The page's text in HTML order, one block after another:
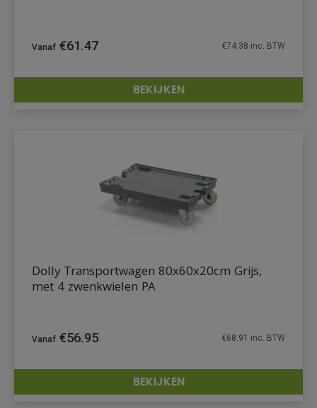
DETAILS
€61.47 €74.38 inc. BTW
BEKIJKEN
DETAILS
Dolly Transportwagen 80x60x20cm Grijs,
met 4 zwenkwielen PA
€56.95 €68.91 inc. BTW
BEKIJKEN